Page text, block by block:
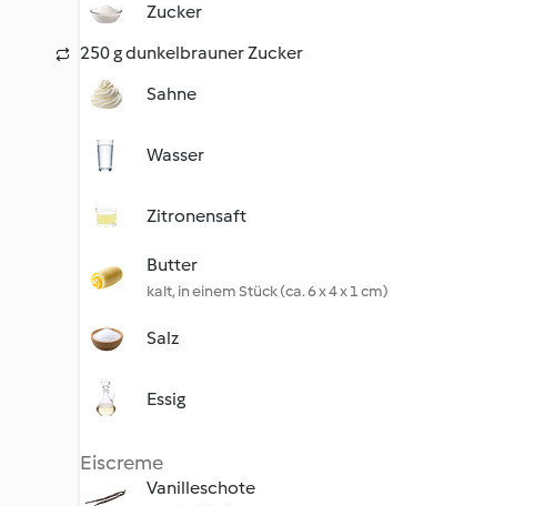
Zucker
250 g dunkelbrauner Zucker
Sahne
Wasser
Zitronensaft
Butter
kalt, in einem Stück (ca. 6 x 4 x 1 cm)
Salz
Essig
Eiscreme
Vanilleschote